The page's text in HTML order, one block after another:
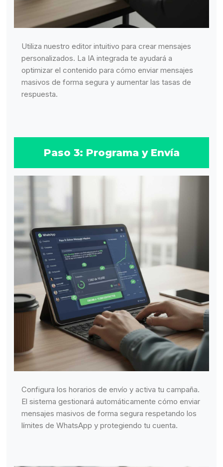
Utiliza nuestro editor intuitivo para crear mensajes
personalizados. La IA integrada te ayudará a
optimizar el contenido para cómo enviar mensajes
masivos de forma segura y aumentar las tasas de
respuesta.
Paso 3: Programa y Envía
Configura los horarios de envío y activa tu campaña.
El sistema gestionará automáticamente cómo enviar
mensajes masivos de forma segura respetando los
límites de WhatsApp y protegiendo tu cuenta.